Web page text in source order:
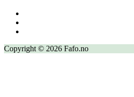
Copyright © 2026 Fafo.no